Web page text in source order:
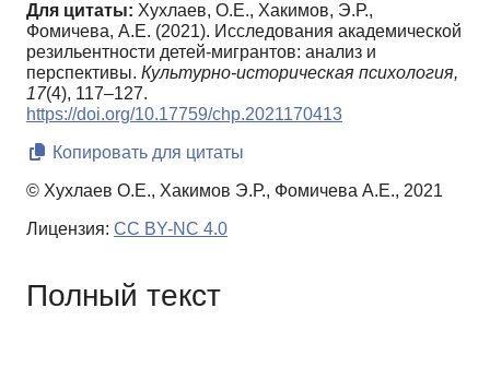
Для цитаты: Хухлаев, О.Е., Хакимов, Э.Р.,
Фомичева, А.Е. (2021). Исследования академической
резильентности детей-мигрантов: анализ и
перспективы. Культурно-историческая психология,
17(4), 117–127.
https://doi.org/10.17759/chp.2021170413
Копировать для цитаты
© Хухлаев О.Е., Хакимов Э.Р., Фомичева А.Е., 2021
Лицензия: CC BY-NC 4.0
Полный текст